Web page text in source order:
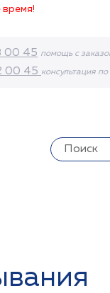
00 45 помощь с
00 45 консультация